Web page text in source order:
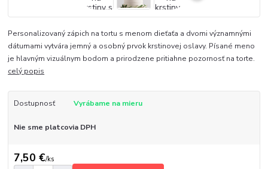
Personalizovaný zápich na tortu s menom dieťaťa a dvomi významnými
dátumami vytvára jemný a osobný prvok krstinovej oslavy. Písané meno
je hlavným vizuálnym bodom a prirodzene pritiahne pozornosť na torte.
celý popis
Dostupnosť Vyrábame na mieru
Nie sme platcovia DPH
7,50 €/ks